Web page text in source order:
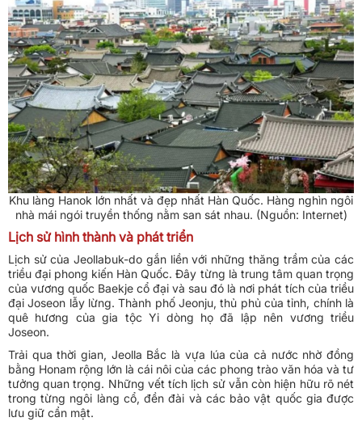
Khu làng Hanok lớn nhất và đẹp nhất Hàn Quốc. Hàng nghìn ngôi
nhà mái ngói truyền thống nằm san sát nhau. (Nguồn: Internet)
Lịch sử hình thành và phát triển
Lịch sử của Jeollabuk-do gắn liền với những thăng trầm của các
triều đại phong kiến Hàn Quốc. Đây từng là trung tâm quan trọng
của vương quốc Baekje cổ đại và sau đó là nơi phát tích của triều
đại Joseon lẫy lừng. Thành phố Jeonju, thủ phủ của tỉnh, chính là
quê hương của gia tộc Yi dòng họ đã lập nên vương triều
Joseon.
Trải qua thời gian, Jeolla Bắc là vựa lúa của cả nước nhờ đồng
bằng Honam rộng lớn là cái nôi của các phong trào văn hóa và tư
tưởng quan trọng. Những vết tích lịch sử vẫn còn hiện hữu rõ nét
trong từng ngôi làng cổ, đền đài và các bảo vật quốc gia được
lưu giữ cẩn mật.